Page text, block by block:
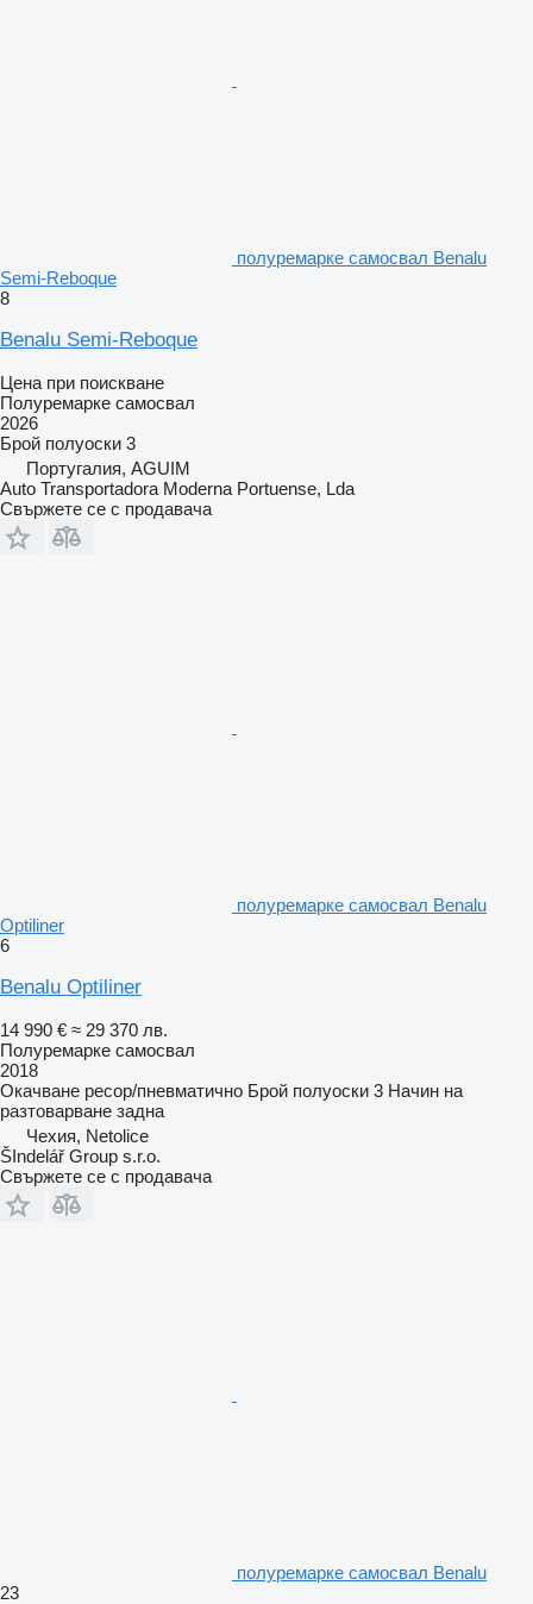
полуремарке самосвал Benalu
Semi-Reboque
8
Benalu Semi-Reboque
Цена при поискване
Полуремарке самосвал
2026
Брой полуоски 3
Португалия, AGUIM
Auto Transportadora Moderna Portuense, Lda
Свържете се с продавача
полуремарке самосвал Benalu
Optiliner
6
Benalu Optiliner
14 990 € ≈ 29 370 лв.
Полуремарке самосвал
2018
Окачване ресор/пневматично Брой полуоски 3 Начин на
разтоварване задна
Чехия, Netolice
ŠIndelář Group s.r.o.
Свържете се с продавача
полуремарке самосвал Benalu
23